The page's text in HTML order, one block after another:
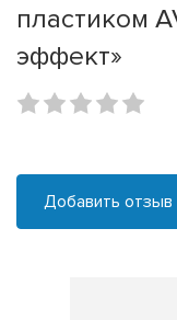
пластиком
эффект»
Добавить отзыв